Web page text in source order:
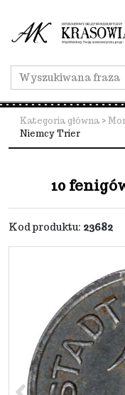
Kategoria główna >
Niemcy Trier
10
Kod produktu: 23682
<